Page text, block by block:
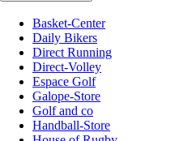
Basket-Center
Daily Bikers
Direct Running
Direct-Volley
Espace Golf
Galope-Store
Golf and co
Handball-Store